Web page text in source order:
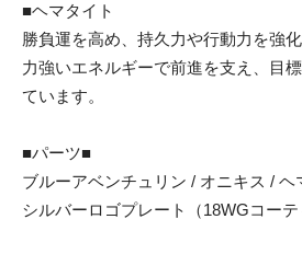
■ヘマタイト
勝負運を高め、持久力や行動力を強
力強いエネルギーで前進を支え、目
ています。
■パーツ■
ブルーアベンチュリン / オニキス / ヘ
シルバーロゴプレート（18WGコーテ